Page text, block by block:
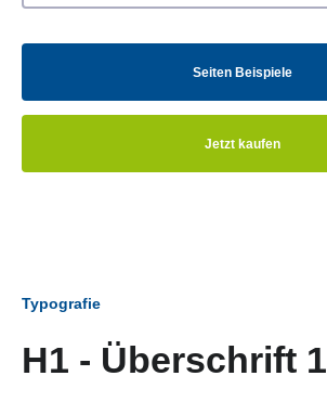
Seiten Beispiele
Jetzt kaufen
Typografie
H1 - Überschrift 1